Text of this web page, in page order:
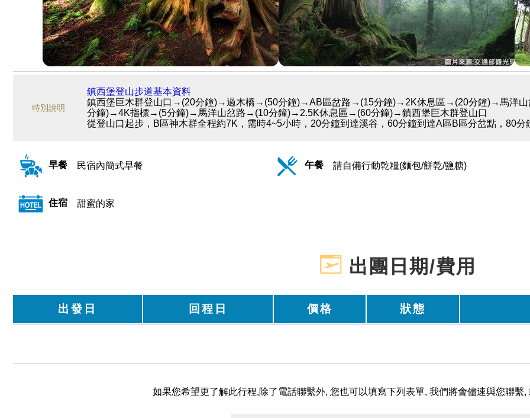
特別說明
鎮西堡登山步道基本資料
鎮西堡巨木群登山口→(20分鐘)→過木橋→(50分鐘)→AB區岔路→(15分鐘)→2K休息區→(20分鐘)→馬洋
分鐘)→4K指標→(5分鐘)→馬洋山岔路→(10分鐘)→2.5K休息區→(60分鐘)→鎮西堡巨木群登山口
從登山口起步，B區神木群全程約7K，需時4~5小時，20分鐘到達溪谷，60分鐘到達A區B區分岔點，80
早餐 民宿內簡式早餐 午餐 請自備行動乾糧(麵包/餅乾/鹽糖)
住宿 甜蜜的家
出團日期/費用
出發日 回程日 價格 狀態
如果您希望更了解此行程,除了電話聯繫外, 您也可以填寫下列表單, 我們將會儘速與您聯繫